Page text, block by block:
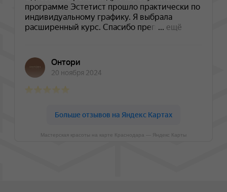
Мастерская красоты на карте Краснодара — Яндекс Карты